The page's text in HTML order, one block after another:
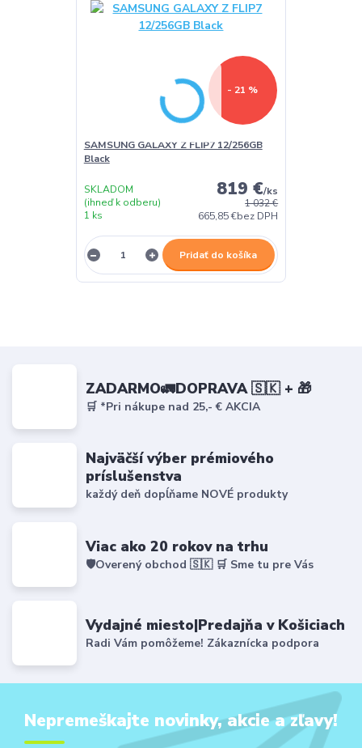
- 21 %
SAMSUNG GALAXY Z FLIP7 12/256GB
Black
1 032 €
819 €/ks
665,85 €bez DPH
SKLADOM
(ihneď k odberu)
1 ks
Pridať do košíka
ZADARMO🚛DOPRAVA 🇸🇰 + 🎁
🛒 *Pri nákupe nad 25,- € AKCIA
Najväčší výber prémiového
príslušenstva
každý deň dopĺňame NOVÉ produkty
Viac ako 20 rokov na trhu
🛡️Overený obchod 🇸🇰 🛒 Sme tu pre Vás
Vydajné miesto|Predajňa v Košiciach
Radi Vám pomôžeme! Zákaznícka podpora
Nepremeškajte novinky, akcie a zľavy!